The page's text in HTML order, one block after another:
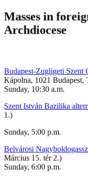
Masses in
Archdiocese
Budapest-Zugligeti Szent
Kápolna, 1021 Budapest,
Sunday, 10:30 a.m.
Szent István Bazilika
1.)
Sunday, 5:00 p.m.
Belvárosi
Március 15. tér 2.)
Sunday, 6:00 p.m.